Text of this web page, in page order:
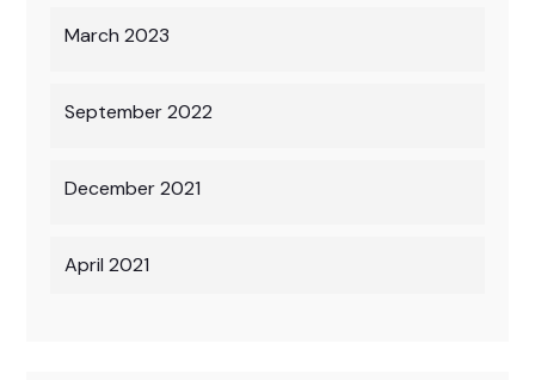
March 2023
September 2022
December 2021
April 2021